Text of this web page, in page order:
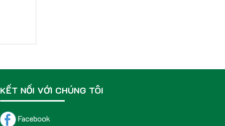
KẾT NỐI VỚI CHÚNG TÔI
Facebook